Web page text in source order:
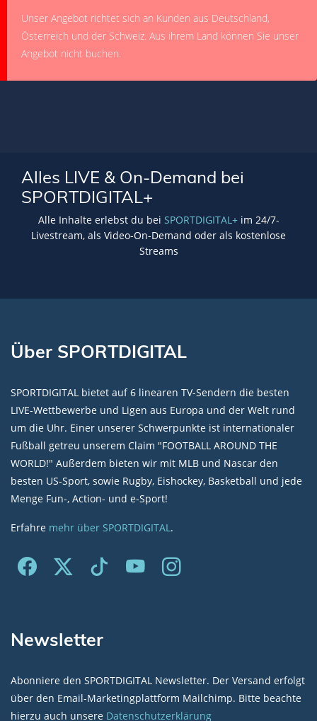
Unser Angebot richtet sich an Kunden aus Deutschland,
Österreich und der Schweiz. Aus ihrem Land können Sie unser
Angebot nicht buchen.
Alles LIVE & On-Demand bei
SPORTDIGITAL+
Alle Inhalte erlebst du bei SPORTDIGITAL+im 24/7-
Livestream, als Video-On-Demand oder als kostenlose
Streams
Über SPORTDIGITAL
SPORTDIGITAL bietet auf 6 linearen TV-Sendern die besten
LIVE-Wettbewerbe und Ligen aus Europa und der Welt rund
um die Uhr. Einer unserer Schwerpunkte ist internationaler
Fußball getreu unserem Claim "FOOTBALL AROUND THE
WORLD!" Außerdem bieten wir mit MLB und Nascar den
besten US-Sport, sowie Rugby, Eishockey, Basketball und jede
Menge Fun-, Action- und e-Sport!
Erfahre mehr über SPORTDIGITAL.
Newsletter
Abonniere den SPORTDIGITAL Newsletter. Der Versand erfolgt
über den Email-Marketingplattform Mailchimp. Bitte beachte
hierzu auch unsere Datenschutzerklärung